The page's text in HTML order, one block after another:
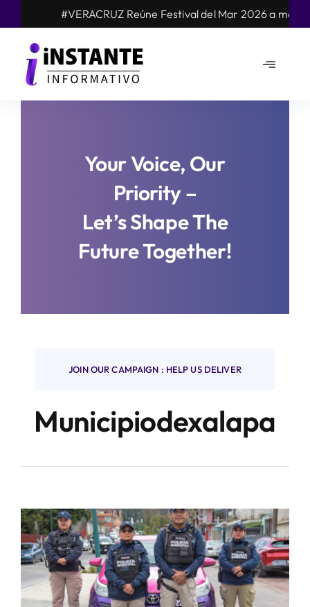
to
content
#VERACRUZ Reúne Festival del Mar 2026 a más de
Toggle
Mundo
Your Voice, Our
Priority –
Let’s Shape The
Future Together!
JOIN OUR CAMPAIGN : HELP US DELIVER
Municipiodexalapa